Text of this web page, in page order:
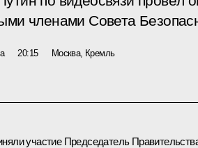
членами Совета
20:15 Москва, Кремль
участие Председатель